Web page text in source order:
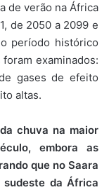
de verão na África
de 2050 a 2099 e
período histórico
examinados:
gases de efeito
altas.
chuva na maior
embora as
que no Saara
sudeste da África